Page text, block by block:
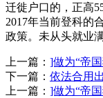
迁徙户口的，正高
2017年当前登科的
政策。未从头就业
上一篇： ]做为“帝
下一篇： 依法合用
上一篇： ]做为“帝